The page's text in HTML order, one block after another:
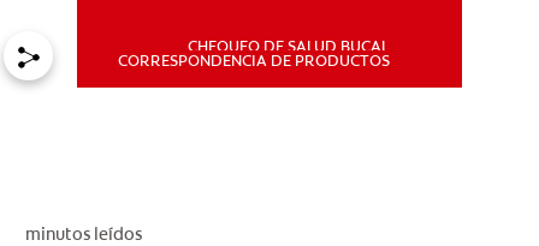
CHEQUEO DE SALUD BUCAL
CORRESPONDENCIA DE PRODUCTOS
minutos leídos